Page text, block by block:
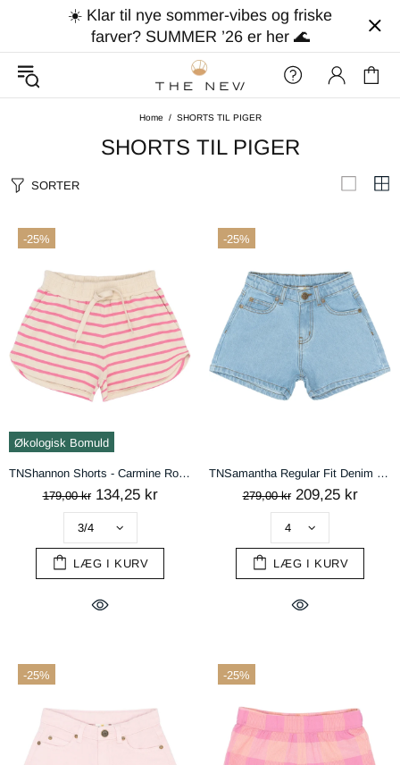
☀️ Klar til nye sommer-vibes og friske
farver? SUMMER ’26 er her 🌊
Home SHORTS TIL PIGER
SHORTS TIL PIGER
SORTER
-25%
Økologisk Bomuld
TNShannon Shorts - Carmine Rose Striped
179,00 kr 134,25 kr
LÆG I KURV
-25%
TNSamantha Regular Fit Denim Shorts - Light blue denim
279,00 kr 209,25 kr
LÆG I KURV
-25% -25%